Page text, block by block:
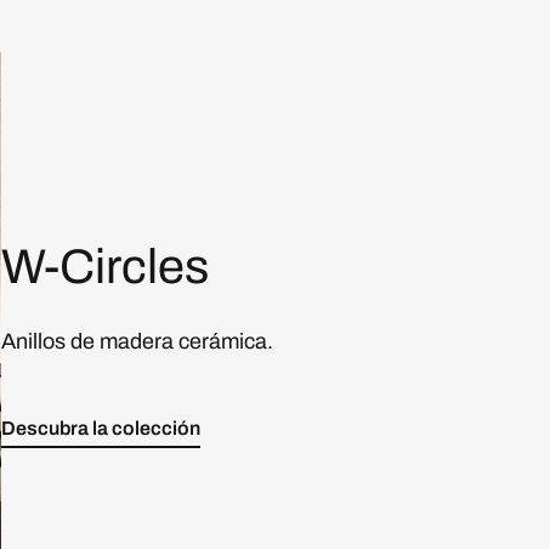
W-Circles
Anillos de madera cerámica.
Descubra la colección